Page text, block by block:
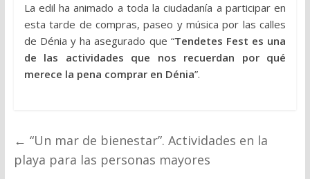
La edil ha animado a toda la ciudadanía a participar en
esta tarde de compras, paseo y música por las calles
de Dénia y ha asegurado que “Tendetes Fest es una
de las actividades que nos recuerdan por qué
merece la pena comprar en Dénia”.
← “Un mar de bienestar”. Actividades en la
playa para las personas mayores